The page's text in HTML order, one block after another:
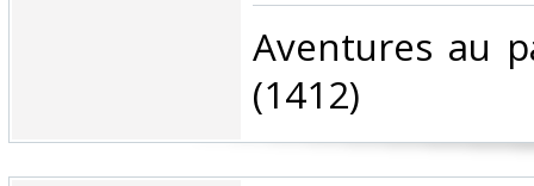
‎Aventures au
(1412)‎